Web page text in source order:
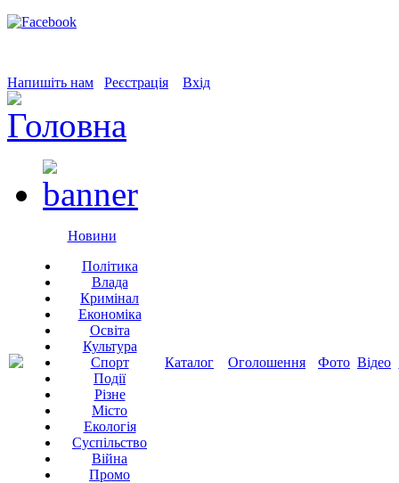
Напишіть нам Реєстрація Вхід
Новини
Політика
Влада
Кримінал
Економіка
Освіта
Культура
Спорт
Події
Різне
Місто
Екологія
Суспільство
Війна
Промо
Каталог Оголошення Фото Відео